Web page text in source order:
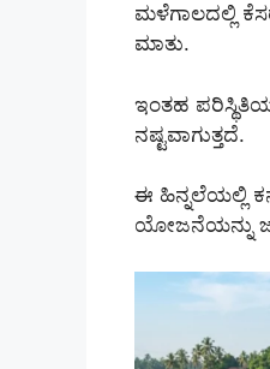
ಮಳೆಗಾಲದಲ್ಲಿ
ಮಾತು.
ಇಂತಹ
ನಷ್ಟವಾಗುತ್ತದೆ.
ಈ ಹಿನ್ನಲೆಯಲ್ಲಿ
ಯೋಜನೆಯನ್ನು